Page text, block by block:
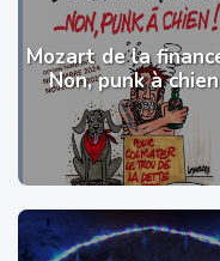
Mozart de la
Non, punk à chien